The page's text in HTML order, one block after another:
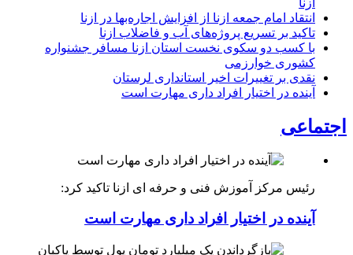
انتقاد امام جمعه ازنا از افزایش اجاره‌بها در ازنا
تاکید بر تسریع پروژه‌های آب و فاضلاب ازنا
با کسب دو سکوی نخست استان ازنا مسافر جشنواره
کشوری خوارزمی
نقدی بر تغییرات اخیر استانداری لرستان
آینده در اختیار افراد داری مهارت است
اجتماعی
رئیس مرکز آموزش فنی و حرفه ای ازنا تاکید کرد:
آینده در اختیار افراد داری مهارت است